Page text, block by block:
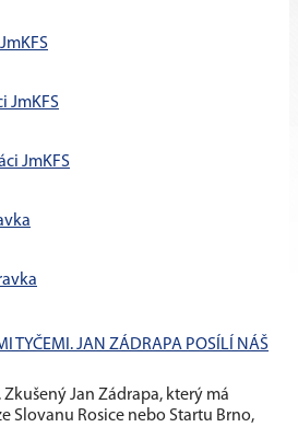
JmKFS
JmKFS
TYČEMI. JAN ZÁDRAPA POSÍLÍ NÁŠ
Jan Zádrapa, který má
Slovanu Rosice nebo Startu Brno,